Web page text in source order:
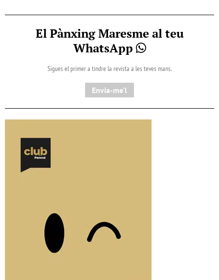
El Pànxing Maresme al teu
WhatsApp
Sigues el primer a tindre la revista a les teves mans.
Envia-me'l